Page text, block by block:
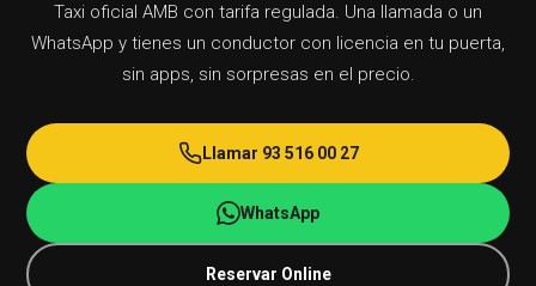
acordada. Para vuelos de madrugada o con horario
fijo, se recomiendareservar con antelación el taxi
sistemas de retención infantil homologados para
grupos 0, I, II y III según el peso del niño. Ambos
servicios cubren Sant Andreu de la Barca y el área
metropolitana de Barcelona, incluidos traslados al
aeropuerto y viajes nocturnos. Es obligatorio indicar
la necesidad al reservar por teléfono al93 516 00 27
68 246 30 09.
Taxi oficial AMB con tarifa regulada. Una llamada o un
WhatsApp y tienes un conductor con licencia en tu puerta,
sin apps, sin sorpresas en el precio.
Llamar 93 516 00 27
WhatsApp
Reservar Online